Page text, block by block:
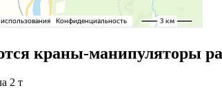
краны-манипуляторы
2 т